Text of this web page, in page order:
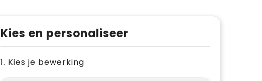
Kies en personaliseer
1. Kies je bewerking